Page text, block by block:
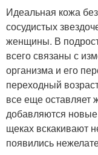
Идеальная кожа
сосудистых
женщины. В
всего связаны с
организма и его
переходный
все еще оставляет
добавляются
щеках вскакивают
появились